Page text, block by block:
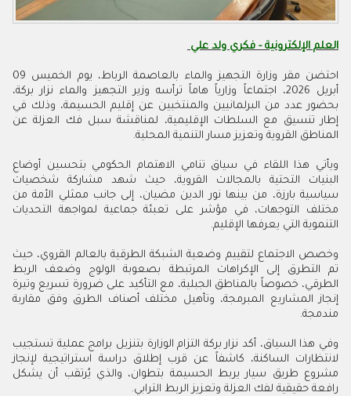
العلم الإلكترونية - فكري ولد علي
احتضن مقر وزارة التجهيز والماء بالعاصمة الرباط، يوم الخميس 09
أبريل 2026، اجتماعاً وزارياً هاماً ترأسه وزير التجهيز والماء نزار بركة،
بحضور عدد من البرلمانيين والمنتخبين عن إقليم الحسيمة، وذلك في
إطار تنسيق مع السلطات الإقليمية، لمناقشة سبل فك العزلة عن
المناطق القروية وتعزيز مسار التنمية المحلية.
ويأتي هذا اللقاء في سياق تنامي الاهتمام الحكومي بتحسين أوضاع
البنيات التحتية بالمجالات القروية، حيث شهد مشاركة شخصيات
سياسية بارزة، من بينها نور الدين مضيان، إلى جانب ممثلي الأمة من
مختلف التوجهات، في مؤشر على تعبئة جماعية لمواجهة التحديات
التنموية التي يعرفها الإقليم.
وخصص الاجتماع لتقييم وضعية الشبكة الطرقية بالعالم القروي، حيث
تم التطرق إلى الإكراهات المرتبطة بصعوبة الولوج وضعف الربط
الطرقي، خصوصاً بالمناطق الجبلية، مع التأكيد على ضرورة تسريع وتيرة
إنجاز المشاريع المبرمجة، وتأهيل مختلف أصناف الطرق وفق مقاربة
مندمجة.
وفي هذا السياق، أكد نزار بركة التزام الوزارة بتنزيل برامج عملية تستجيب
لانتظارات الساكنة، كاشفاً عن قرب إطلاق دراسة استراتيجية لإنجاز
مشروع طريق سيار يربط الحسيمة بتطوان، والذي يُرتقب أن يشكل
رافعة حقيقية لفك العزلة وتعزيز الربط الترابي.